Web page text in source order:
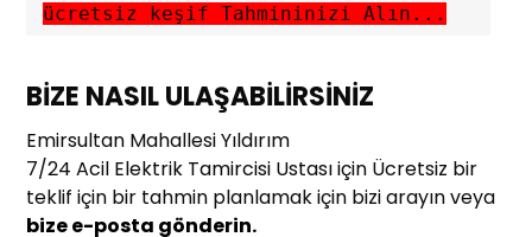
ücretsiz keşif Tahmininizi Alın...
BİZE NASIL ULAŞABİLİRSİNİZ
Emirsultan Mahallesi Yıldırım
7/24 Acil Elektrik Tamircisi Ustası için Ücretsiz bir
teklif için bir tahmin planlamak için bizi arayın veya
bize e-posta gönderin.